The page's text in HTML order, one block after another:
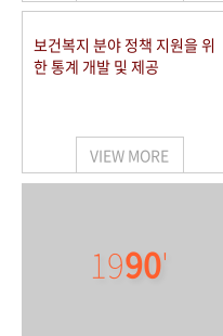
보건복지 분야 정책 지원을 위
한 통계 개발 및 제공
VIEW MORE
1990'